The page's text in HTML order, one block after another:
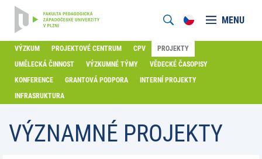
MENU
VÝZKUM PROJEKTOVÉ CENTRUM CPV
PROJEKTY
UMĚLECKÁ ČINNOST
VÝZKUMNÉ TÝMY
VĚDECKÉ ČASOPISY
KONFERENCE
GRANTOVÁ PODPORA
INTERNÍ PROJEKTY
INFRASRUKTURA
VÝZNAMNÉ PROJEKTY